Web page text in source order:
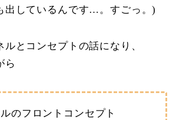
出しているんです…。すごっ。)
とコンセプトの話になり、
ら
のフロントコンセプト